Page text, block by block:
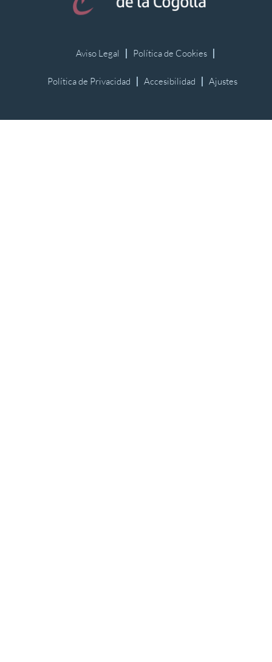
Aviso Legal Política de Cookies
Política de Privacidad Accesibilidad Ajustes